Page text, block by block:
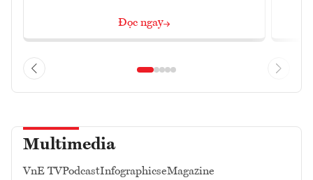
Đọc ngay
Multimedia
VnE TVPodcastInfographicseMagazine